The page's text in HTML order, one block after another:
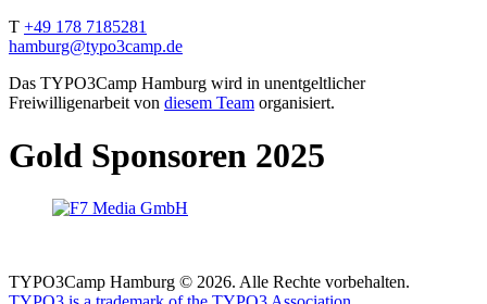
T +49 178 7185281
hamburg@typo3camp.de
Das TYPO3Camp Hamburg wird in unentgeltlicher
Freiwilligenarbeit von diesem Team organisiert.
Gold Sponsoren 2025
TYPO3Camp Hamburg © 2026. Alle Rechte vorbehalten.